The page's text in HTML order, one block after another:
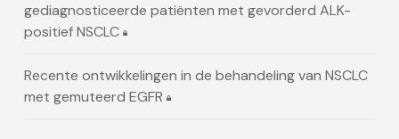
gediagnosticeerde patiënten met gevorderd ALK-
positief NSCLC
Recente ontwikkelingen in de behandeling van NSCLC
met gemuteerd EGFR